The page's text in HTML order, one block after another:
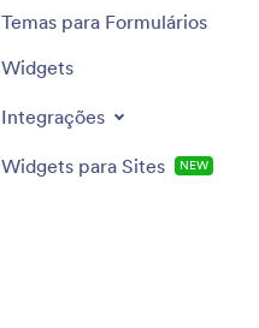
Temas para Formulários
Widgets
Integrações
Widgets para Sites NEW